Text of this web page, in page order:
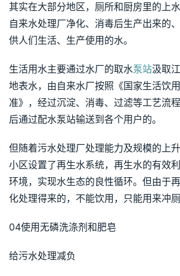
其实在大部分地区，厕所和厨房里的上
自来水处理厂净化、消毒后生产出来的
供人们生活、生产使用的水。
生活用水主要通过水厂的取水泵站汲取
地表水，由自来水厂按照《国家生活饮
准》，经过沉淀、消毒、过滤等工艺流
后通过配水泵站输送到各个用户的。
但随着污水处理厂处理能力及规模的上
小区设置了再生水系统，再生水的有效
环境，实现水生态的良性循环。但由于
化处理得来的，不能饮用，只能用来冲厕
04使用无磷洗涤剂和肥皂
给污水处理减负